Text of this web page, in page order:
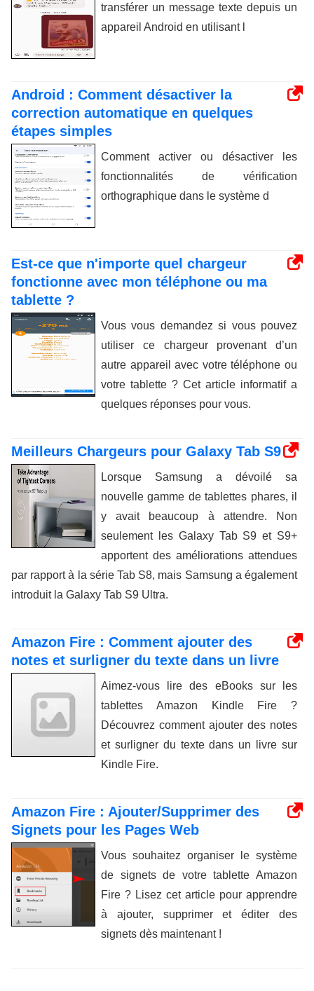
transférer un message texte depuis un
appareil Android en utilisant l
Android : Comment désactiver la
correction automatique en quelques
étapes simples
Comment activer ou désactiver les
fonctionnalités de vérification
orthographique dans le système d
Est-ce que n'importe quel chargeur
fonctionne avec mon téléphone ou ma
tablette ?
Vous vous demandez si vous pouvez
utiliser ce chargeur provenant d’un
autre appareil avec votre téléphone ou
votre tablette ? Cet article informatif a
quelques réponses pour vous.
Meilleurs Chargeurs pour Galaxy Tab S9
Lorsque Samsung a dévoilé sa
nouvelle gamme de tablettes phares, il
y avait beaucoup à attendre. Non
seulement les Galaxy Tab S9 et S9+
apportent des améliorations attendues
par rapport à la série Tab S8, mais Samsung a également
introduit la Galaxy Tab S9 Ultra.
Amazon Fire : Comment ajouter des
notes et surligner du texte dans un livre
Aimez-vous lire des eBooks sur les
tablettes Amazon Kindle Fire ?
Découvrez comment ajouter des notes
et surligner du texte dans un livre sur
Kindle Fire.
Amazon Fire : Ajouter/Supprimer des
Signets pour les Pages Web
Vous souhaitez organiser le système
de signets de votre tablette Amazon
Fire ? Lisez cet article pour apprendre
à ajouter, supprimer et éditer des
signets dès maintenant !